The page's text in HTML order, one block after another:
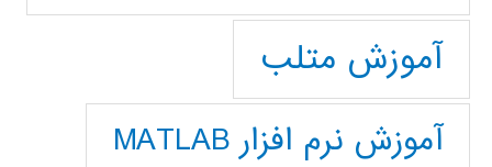
آموزش متلب
آموزش نرم افزار MATLAB